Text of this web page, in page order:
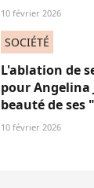
10 février 2026
SOCIÉTÉ
L'ablation de
pour Angelina
beauté de ses
10 février 2026